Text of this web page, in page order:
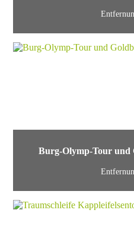
Burg-Olymp-Tour und